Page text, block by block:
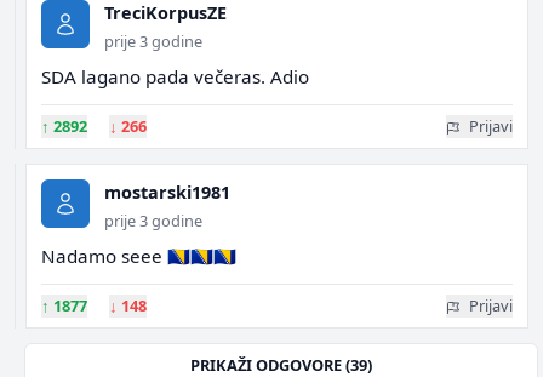
TreciKorpusZE
prije 3 godine
SDA lagano pada večeras. Adio
↑ 2892 ↓ 266 Prijavi
mostarski1981
prije 3 godine
Nadamo seee 🇧🇦🇧🇦🇧🇦
↑ 1877 ↓ 148 Prijavi
PRIKAŽI ODGOVORE (39)